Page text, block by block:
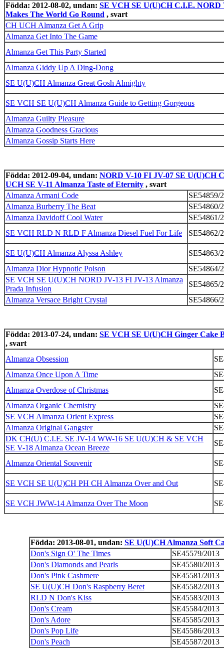
Födda: 2012-08-02, undan: SE VCH SE U(U)CH C.I.E. NORD
Makes The World Go Round , svart
CH UCH Almanza Get A Grip
Almanza Get Into The Game
Almanza Get This Party Started
Almanza Giddy Up A Ding-Dong
SE U(U)CH Almanza Great Gosh Almighty
SE VCH SE U(U)CH Almanza Guide to Getting Gorgeous
Almanza Guilty Pleasure
Almanza Goodness Gracious
Almanza Gossip Starts Here
Födda: 2012-09-04, undan: NORD V-10 FI JV-07 SE U(U)CH
UCH SE V-11 Almanza Taste of Eternity , svart
Almanza Armani Code
SE54859/
Almanza Burberry The Beat
SE54860/
Almanza Davidoff Cool Water
SE54861/
SE VCH RLD N RLD F Almanza Diesel Fuel For Life
SE54862/
SE U(U)CH Almanza Alyssa Ashley
SE54863/
Almanza Dior Hypnotic Poison
SE54864/
SE VCH SE U(U)CH NORD JV-13 FI JV-13 Almanza
Prada Infusion
SE54865/
Almanza Versace Bright Crystal
SE54866/
Födda: 2013-07-24, undan: SE VCH SE U(U)CH Ginger Cake
, svart
Almanza Obsession
Almanza Once Upon A Time
Almanza Overdose of Christmas
Almanza Organic Chemistry
SE VCH Almanza Orient Express
Almanza Original Gangster
DK CH(U) C.I.E. SE JV-14 WW-16 SE U(U)CH & SE VCH
SE V-18 Almanza Ocean Breeze
Almanza Oriental Souvenir
SE VCH SE U(U)CH PH CH Almanza Over and Out
SE VCH JWW-14 Almanza Over The Moon
Födda: 2013-08-01, undan: SE U(U)CH Almanza Soft
Don's Sign O' The Times
SE45579/2013
Don's Diamonds and Pearls
SE45580/2013
Don's Pink Cashmere
SE45581/2013
SE U(U)CH Don's Raspberry Beret
SE45582/2013
RLD N Don's Kiss
SE45583/2013
Don's Cream
SE45584/2013
Don's Adore
SE45585/2013
Don's Pop Life
SE45586/2013
Don's Peach
SE45587/2013